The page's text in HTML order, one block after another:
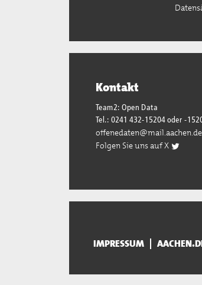
Kontakt
Team2: Open Data
Tel.: 0241 432-15204 oder -
offenedaten@mail.aachen.de
Folgen Sie uns auf X
IMPRESSUM